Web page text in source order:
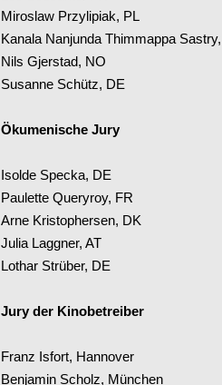
Miroslaw Przylipiak, PL
Kanala Nanjunda Thimmappa
Nils Gjerstad, NO
Susanne Schütz, DE
Ökumenische Jury
Isolde Specka, DE
Paulette Queryroy, FR
Arne Kristophersen, DK
Julia Laggner, AT
Lothar Strüber, DE
Jury der Kinobetreiber
Franz Isfort, Hannover
Benjamin Scholz, München